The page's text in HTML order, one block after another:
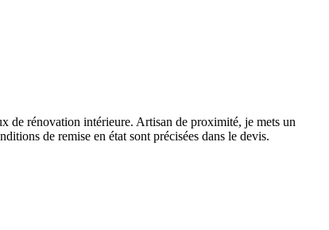
de rénovation intérieure. Artisan de proximité, je mets un
de remise en état sont précisées dans le devis.